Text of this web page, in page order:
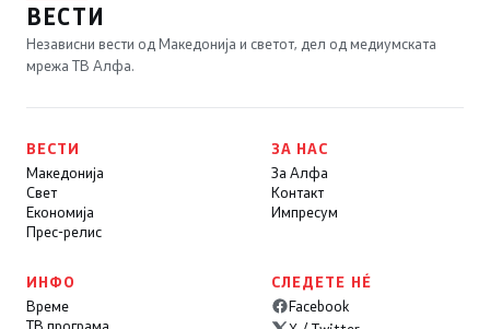
ВЕСТИ
Независни вести од Македонија и светот, дел од медиумската
мрежа ТВ Алфа.
ВЕСТИ
Македонија
Свет
Економија
Прес-релис
ЗА НАС
За Алфа
Контакт
Импресум
ИНФО
Време
СЛЕДЕТЕ НÉ
Facebook